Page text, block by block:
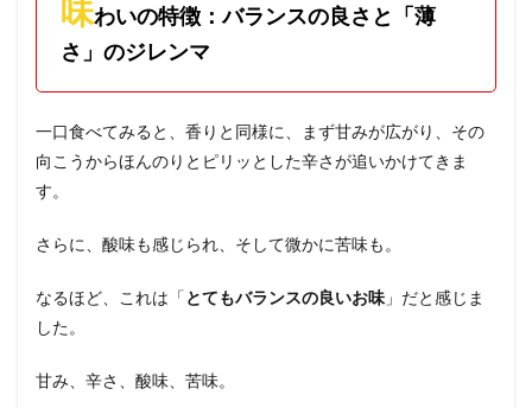
味わいの特徴：バランスの良さと「薄
さ」のジレンマ
一口食べてみると、香りと同様に、まず甘みが広がり、その
向こうからほんのりとピリッとした辛さが追いかけてきま
す。
さらに、酸味も感じられ、そして微かに苦味も。
なるほど、これは「とてもバランスの良いお味 」だと感じま
した。
甘み、辛さ、酸味、苦味。